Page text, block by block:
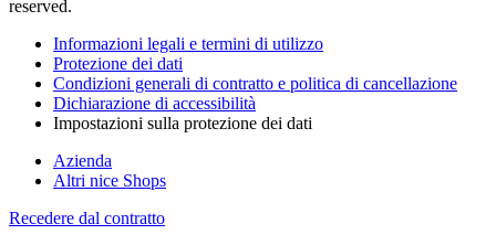
reserved.
Informazioni legali e termini di utilizzo
Protezione dei dati
Condizioni generali di contratto e politica di cancellazione
Dichiarazione di accessibilità
Impostazioni sulla protezione dei dati
Azienda
Altri nice Shops
Recedere dal contratto